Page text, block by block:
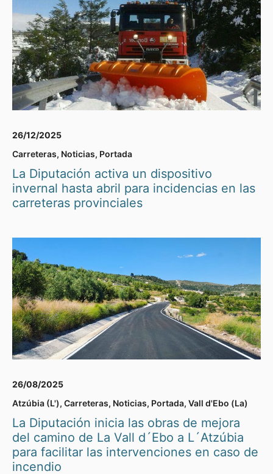
26/12/2025
Carreteras, Noticias, Portada
La Diputación activa un dispositivo
invernal hasta abril para incidencias en las
carreteras provinciales
26/08/2025
Atzúbia (L'), Carreteras, Noticias, Portada, Vall d'Ebo (La)
La Diputación inicia las obras de mejora
del camino de La Vall d´Ebo a L´Atzúbia
para facilitar las intervenciones en caso de
incendio